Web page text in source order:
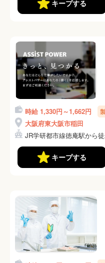
キープする
時給 1,330円～1,662円
大阪府東大阪市稲田
JR学研都市線徳庵駅から
キープする